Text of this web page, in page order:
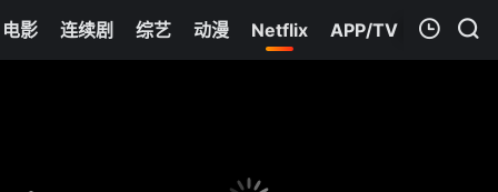
电影 连续剧 综艺 动漫 Netflix APP/TV